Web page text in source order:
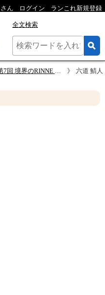
ん ログイン ランこれ新規登録
全文検索
回 境界のRINNE キャラクター人気投票 六道 鯖人